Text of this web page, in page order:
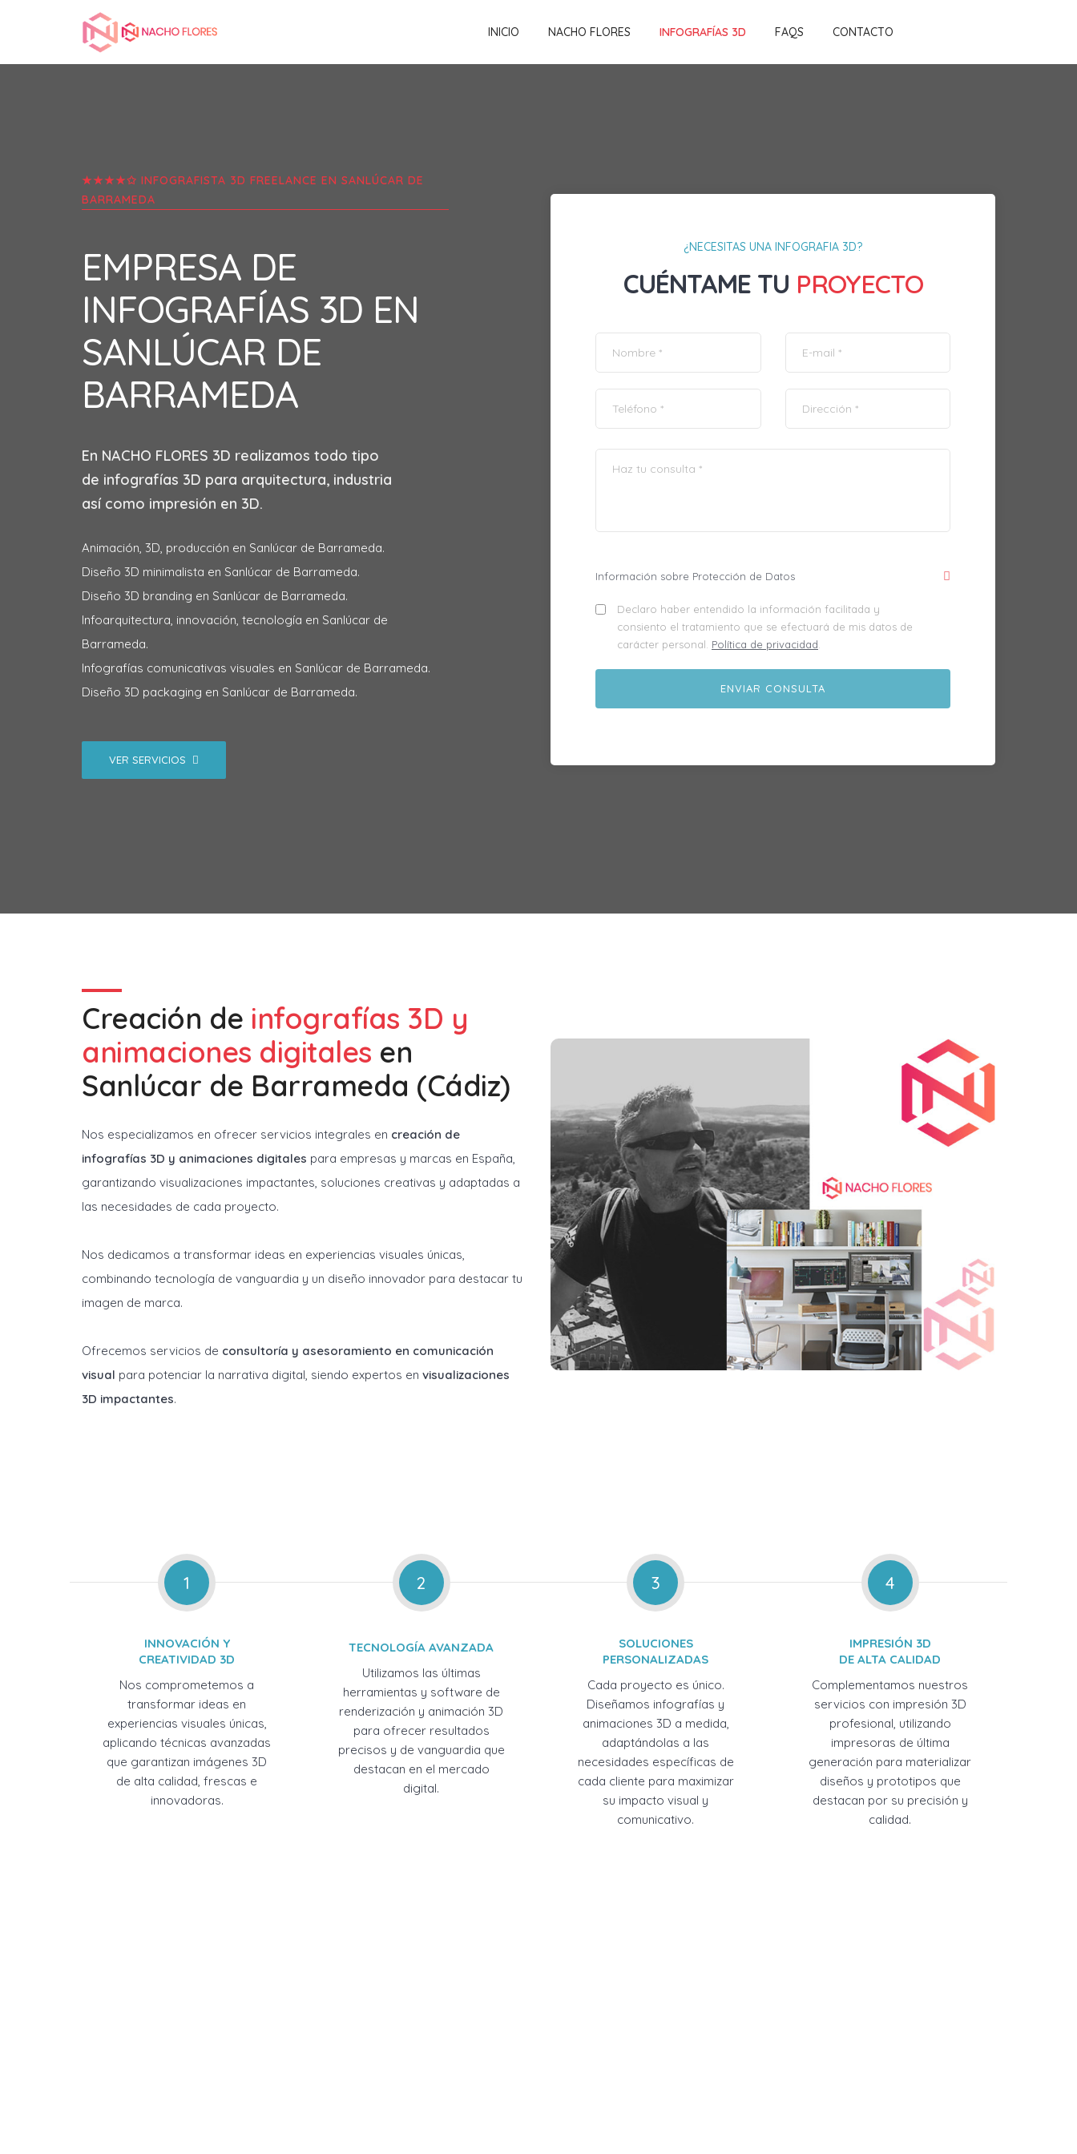
INICIO NACHO FLORES INFOGRAFÍAS 3D FAQS CONTACTO
★★★★✩ INFOGRAFISTA 3D FREELANCE EN SANLÚCAR DE
BARRAMEDA
EMPRESA DE
INFOGRAFÍAS 3D EN
SANLÚCAR DE
BARRAMEDA
En NACHO FLORES 3D realizamos todo tipo
de infografías 3D para arquitectura, industria
así como impresión en 3D.
Animación, 3D, producción en Sanlúcar de Barrameda.
Diseño 3D minimalista en Sanlúcar de Barrameda.
Diseño 3D branding en Sanlúcar de Barrameda.
Infoarquitectura, innovación, tecnología en Sanlúcar de
Barrameda.
Infografías comunicativas visuales en Sanlúcar de Barrameda.
Diseño 3D packaging en Sanlúcar de Barrameda.
VER SERVICIOS
¿NECESITAS UNA INFOGRAFIA 3D?
CUÉNTAME TU PROYECTO
Información sobre Protección de Datos
Declaro haber entendido la información facilitada y
consiento el tratamiento que se efectuará de mis datos de
carácter personal. Política de privacidad
Creación de infografías 3D y
animaciones digitales en
Sanlúcar de Barrameda (Cádiz)
Nos especializamos en ofrecer servicios integrales en creación de
infografías 3D y animaciones digitales para empresas y marcas en España,
garantizando visualizaciones impactantes, soluciones creativas y adaptadas a
las necesidades de cada proyecto.
Nos dedicamos a transformar ideas en experiencias visuales únicas,
combinando tecnología de vanguardia y un diseño innovador para destacar tu
imagen de marca.
Ofrecemos servicios de consultoría y asesoramiento en comunicación
visual para potenciar la narrativa digital, siendo expertos en visualizaciones
3D impactantes.
1
INNOVACIÓN Y
CREATIVIDAD 3D
Nos comprometemos a
transformar ideas en
experiencias visuales únicas,
aplicando técnicas avanzadas
que garantizan imágenes 3D
de alta calidad, frescas e
innovadoras.
2
TECNOLOGÍA AVANZADA
Utilizamos las últimas
herramientas y software de
renderización y animación 3D
para ofrecer resultados
precisos y de vanguardia que
destacan en el mercado
digital.
3
SOLUCIONES
PERSONALIZADAS
Cada proyecto es único.
Diseñamos infografías y
animaciones 3D a medida,
adaptándolas a las
necesidades específicas de
cada cliente para maximizar
su impacto visual y
comunicativo.
4
IMPRESIÓN 3D
DE ALTA CALIDAD
Complementamos nuestros
servicios con impresión 3D
profesional, utilizando
impresoras de última
generación para materializar
diseños y prototipos que
destacan por su precisión y
calidad.